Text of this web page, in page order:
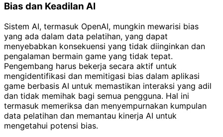
Bias dan Keadilan AI
Sistem AI, termasuk OpenAI, mungkin mewarisi bias
yang ada dalam data pelatihan, yang dapat
menyebabkan konsekuensi yang tidak diinginkan dan
pengalaman bermain game yang tidak tepat.
Pengembang harus bekerja secara aktif untuk
mengidentifikasi dan memitigasi bias dalam aplikasi
game berbasis AI untuk memastikan interaksi yang adil
dan tidak memihak bagi semua pengguna. Hal ini
termasuk memeriksa dan menyempurnakan kumpulan
data pelatihan dan memantau kinerja AI untuk
mengetahui potensi bias.